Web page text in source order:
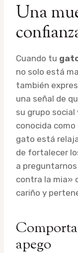
Una
Cuando tu
no solo está
también
una señal de
su grupo
conocida
gato está
de fortalecer
a
contra la mia»
cariño y
apego